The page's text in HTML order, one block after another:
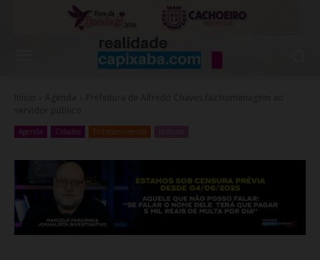
Agenda Cidades Entretenimento